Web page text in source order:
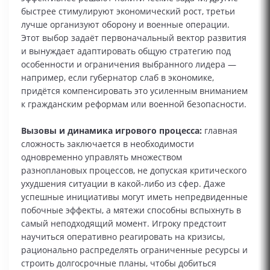
быстрее стимулируют экономический рост, третьи
лучше организуют оборону и военные операции.
Этот выбор задаёт первоначальный вектор развития
и вынуждает адаптировать общую стратегию под
особенности и ограничения выбранного лидера —
например, если губернатор слаб в экономике,
придётся компенсировать это усиленным вниманием
к гражданским реформам или военной безопасности.
Вызовы и динамика игрового процесса: главная
сложность заключается в необходимости
одновременно управлять множеством
разноплановых процессов, не допуская критического
ухудшения ситуации в какой‑либо из сфер. Даже
успешные инициативы могут иметь непредвиденные
побочные эффекты, а мятежи способны вспыхнуть в
самый неподходящий момент. Игроку предстоит
научиться оперативно реагировать на кризисы,
рационально распределять ограниченные ресурсы и
строить долгосрочные планы, чтобы добиться